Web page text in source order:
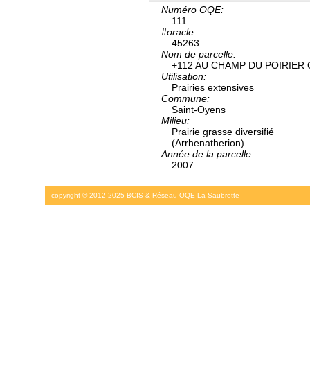
Numéro OQE:
111
#oracle:
45263
Nom de parcelle:
+112 AU CHAMP DU POIRIER
Utilisation:
Prairies extensives
Commune:
Saint-Oyens
Milieu:
Prairie grasse diversifié
(Arrhenatherion)
Année de la parcelle:
2007
copyright © 2012-2025 BCIS & Réseau OQE La Saubrette